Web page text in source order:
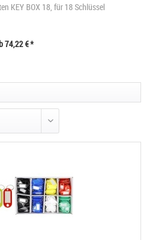
KEY BOX 18, für 18 Schlüssel
74,22 € *